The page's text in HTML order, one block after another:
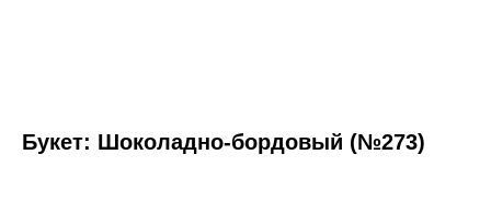
Букет: Шоколадно-бордовый (№273)